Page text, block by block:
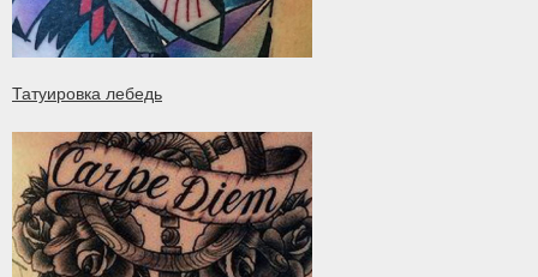
Татуировка лебедь